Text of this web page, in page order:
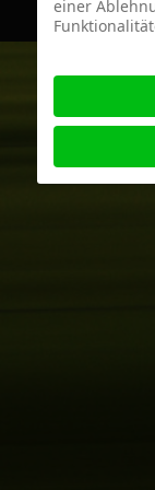
einer